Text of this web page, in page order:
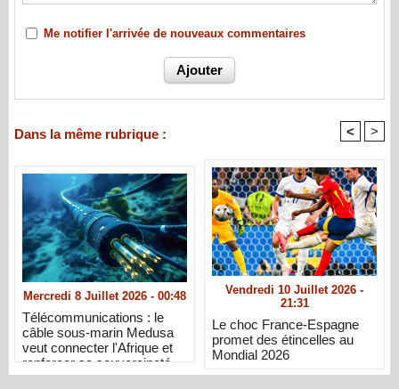
Me notifier l'arrivée de nouveaux commentaires
Dans la même rubrique : < >
Mercredi 8 Juillet 2026 - 00:48
Télécommunications : le
câble sous-marin Medusa
veut connecter l'Afrique et
renforcer sa souveraineté
numérique
Vendredi 10 Juillet 2026 -
21:31
Le choc France-Espagne
promet des étincelles au
Mondial 2026